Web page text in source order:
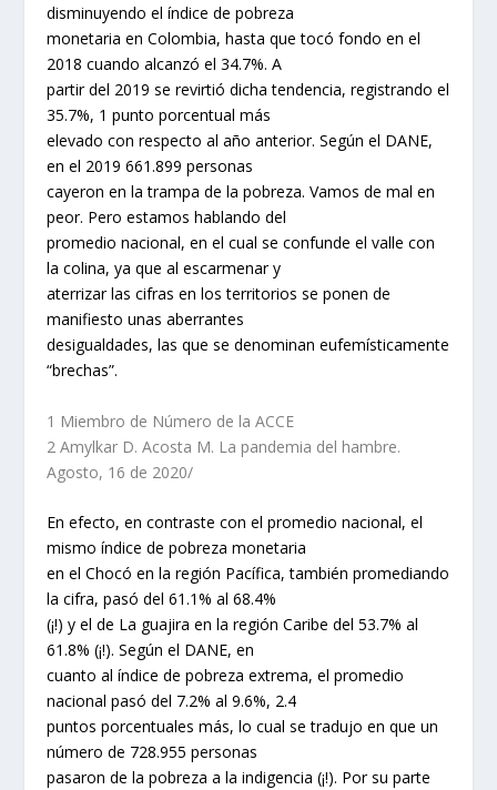
disminuyendo el índice de pobreza
monetaria en Colombia, hasta que tocó fondo en el
2018 cuando alcanzó el 34.7%. A
partir del 2019 se revirtió dicha tendencia, registrando el
35.7%, 1 punto porcentual más
elevado con respecto al año anterior. Según el DANE,
en el 2019 661.899 personas
cayeron en la trampa de la pobreza. Vamos de mal en
peor. Pero estamos hablando del
promedio nacional, en el cual se confunde el valle con
la colina, ya que al escarmenar y
aterrizar las cifras en los territorios se ponen de
manifiesto unas aberrantes
desigualdades, las que se denominan eufemísticamente
“brechas”.
1 Miembro de Número de la ACCE
2 Amylkar D. Acosta M. La pandemia del hambre.
Agosto, 16 de 2020/
En efecto, en contraste con el promedio nacional, el
mismo índice de pobreza monetaria
en el Chocó en la región Pacífica, también promediando
la cifra, pasó del 61.1% al 68.4%
(¡!) y el de La guajira en la región Caribe del 53.7% al
61.8% (¡!). Según el DANE, en
cuanto al índice de pobreza extrema, el promedio
nacional pasó del 7.2% al 9.6%, 2.4
puntos porcentuales más, lo cual se tradujo en que un
número de 728.955 personas
pasaron de la pobreza a la indigencia (¡!). Por su parte